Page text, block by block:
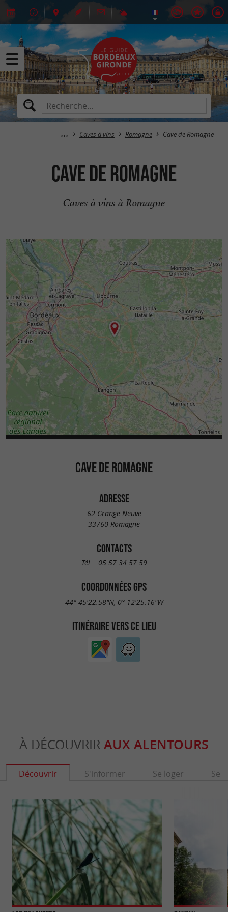
Caves à vins Romagne Cave de Romagne
Cave de Romagne
Caves à vins à Romagne
CAVE DE ROMAGNE
ADRESSE
62 Grange Neuve
33760 Romagne
CONTACTS
Tél. : 05 57 34 57 59
COORDONNÉES GPS
44° 45'22.58"N, 0° 12'25.16"W
ITINÉRAIRE VERS CE LIEU
À DÉCOUVRIR AUX ALENTOURS
Découvrir S'informer Se loger Se